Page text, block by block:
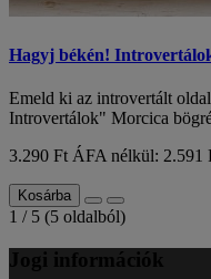
Hagyj békén!
Emeld ki az introvertált
Introvertálok" Morcica
3.290 Ft ÁFA nélkül: 2.591
Kosárba
1 / 5 (5 oldalból)
Jogi információk